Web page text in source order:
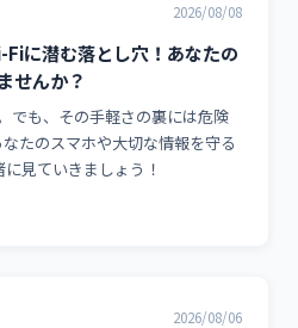
2026/08/08
Fiに潜む落とし穴！あなたの
せんか？
でも、その手軽さの裏には危険
たのスマホや大切な情報を守る
見ていきましょう！
2026/08/06